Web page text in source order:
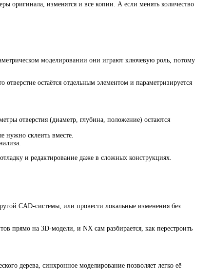
оригинала, изменятся и все копии. А если менять количество
моделировании они играют ключевую роль, потому
остаётся отдельным элементом и параметризируется
отверстия (диаметр, глубина, положение) остаются
нужно склеить вместе.
и редактирование даже в сложных конструкциях.
CAD-системы, или провести локальные изменения без
прямо на 3D-модели, и NX сам разбирается, как перестроить
дерева, синхронное моделирование позволяет легко её